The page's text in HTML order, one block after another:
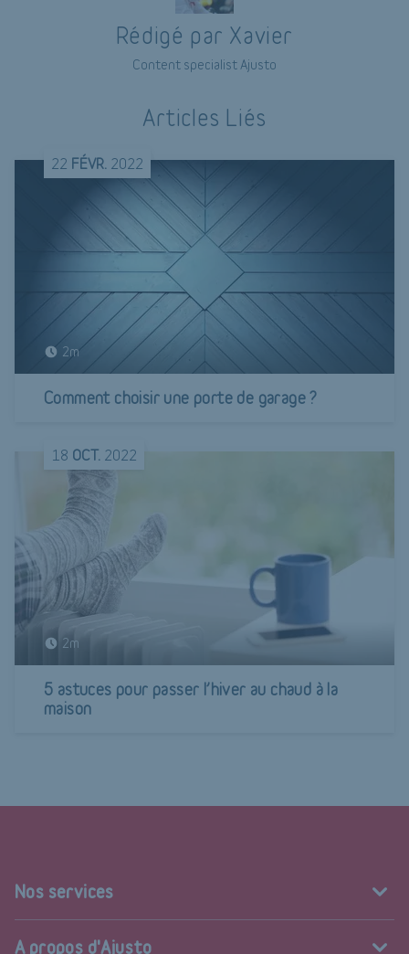
Rédigé par Xavier
Content specialist Ajusto
Articles Liés
22 FÉVR. 2022
2m
Comment choisir une porte de garage ?
18 OCT. 2022
2m
5 astuces pour passer l’hiver au chaud à la
maison
Nos services
A propos d'Ajusto